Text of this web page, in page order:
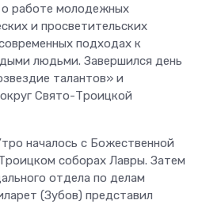
о работе молодежных
и просветительских
подходах к
людьми. Завершился день
талантов» и
Свято-Троицкой
началось с Божественной
соборах Лавры. Затем
отдела по делам
(Зубов) представил